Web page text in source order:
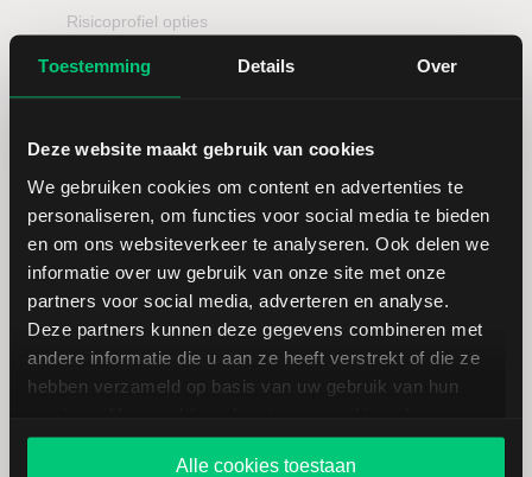
Toestemming Details Over
Deze website maakt gebruik van cookies
We gebruiken cookies om content en advertenties te
personaliseren, om functies voor social media te bieden
en om ons websiteverkeer te analyseren. Ook delen we
informatie over uw gebruik van onze site met onze
partners voor social media, adverteren en analyse.
Deze partners kunnen deze gegevens combineren met
andere informatie die u aan ze heeft verstrekt of die ze
hebben verzameld op basis van uw gebruik van hun
website blijft gebruiken.
Alle cookies toestaan
Risicoprofiel opties
Beursagenda
vrijdag
07
zaterdag
08
maandag
10
dinsdag
11
woensdag
12 13
14:30 uur
Non Farm Payrolls (Jul)
14:30 uur Average Hourly Earnings (Jul)
14:30 uur
Unemployment Rate (Jul)
14:30 uur
Average Weekly Hours (Jul)
Toon meer